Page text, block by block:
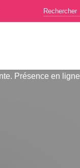
Présence en ligne